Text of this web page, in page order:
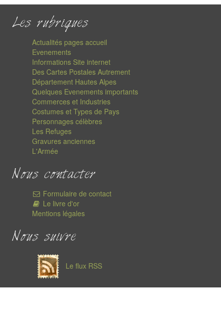
Les rubriques
Actualités pages accueil
Evenements
Informations Site internet
Des Cartes Postales Autrement
Département Hautes Alpes
Quelques Evenements importants
Commerces et Industries
Costumes et Types de Pays
Personnages célèbres
Les Refuges
Gravures anciennes
L'Armée
Nous contacter
Formulaire de contact
Le livre d'or
Mentions légales
Nous suivre
Le flux RSS